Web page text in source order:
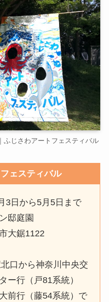
ふじさわアートフェスティバル
ェスティバル
3日から5月5日まで
邸庭園
大鋸1122
口から神奈川中央交
ー行（戸81系統）
前行（藤54系統）で